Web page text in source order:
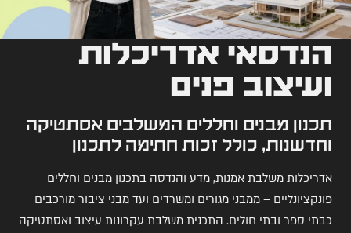
הנדסאי אדריכלות
ועיצוב פנים
תכנון מבנים וחללים המשלבים אסתטיקה
וחדשנות, כולל זכות חתימה לתכנון
אדריכלות משלבת אמנות, מדע והנדסה בתכנון מבנים וחללים
פונקציונליים – ממבני מגורים ומשרדים ועד מבני ציבור מורכבים
כבתי ספר ובתי חולים. התכנית משלבת עקרונות עיצוב ואסתטיקה